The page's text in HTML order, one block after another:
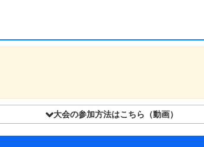
大会の参加方法はこちら（動画）